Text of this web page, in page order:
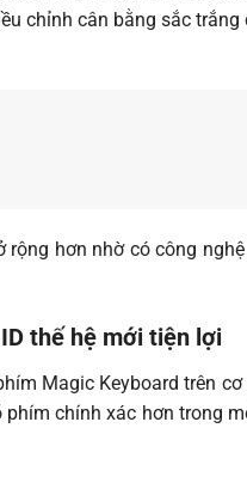
chỉnh cân bằng sắc
rộng hơn nhờ có công nghệ
thế hệ mới tiện lợi
Magic Keyboard trên
chính xác hơn trong